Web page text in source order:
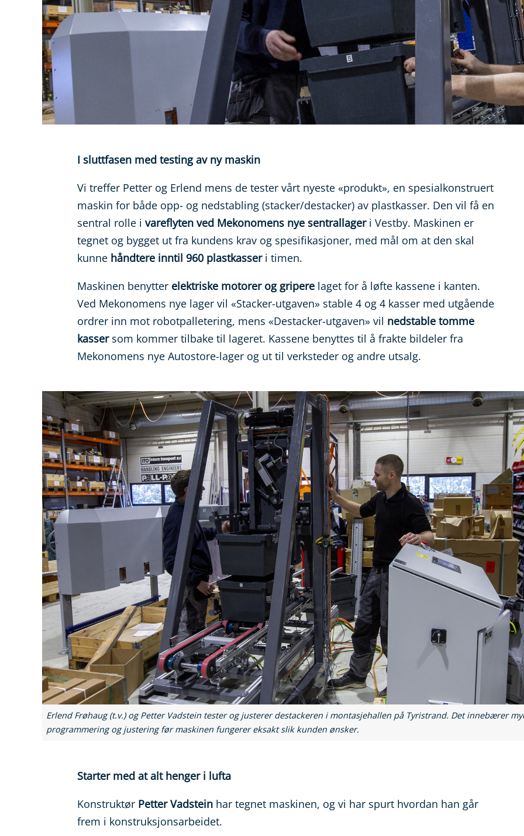
I sluttfasen med testing av ny maskin
Vi treffer Petter og Erlend mens de tester vårt nyeste «produkt», en spesialkonstruert
maskin for både opp- og nedstabling (stacker/destacker) av plastkasser. Den vil få en
sentral rolle i vareflyten ved Mekonomens nye sentrallageri Vestby. Maskinen er
tegnet og bygget ut fra kundens krav og spesifikasjoner, med mål om at den skal
kunne håndtere inntil 960 plastkasseri timen.
Maskinen benytter elektriske motorer og gripere laget for å løfte kassene i kanten.
Ved Mekonomens nye lager vil «Stacker-utgaven» stable 4 og 4 kasser med utgående
ordrer inn mot robotpalletering, mens «Destacker-utgaven» vil nedstable tomme
kassersom kommer tilbake til lageret. Kassene benyttes til å frakte bildeler fra
Mekonomens nye Autostore-lager og ut til verksteder og andre utsalg.
Erlend Frøhaug (t.v.) og Petter Vadstein tester og justerer destackeren i montasjehallen på Tyristrand. Det innebærer
programmering og justering før maskinen fungerer eksakt slik kunden ønsker.
Starter med at alt henger i lufta
Konstruktør Petter Vadstein har tegnet maskinen, og vi har spurt hvordan han går
frem i konstruksjonsarbeidet.